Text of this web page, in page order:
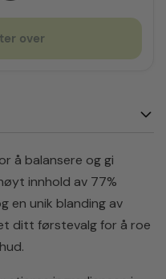
over
å balansere og gi
innhold av 77%
en unik blanding av
ditt førstevalg for å roe